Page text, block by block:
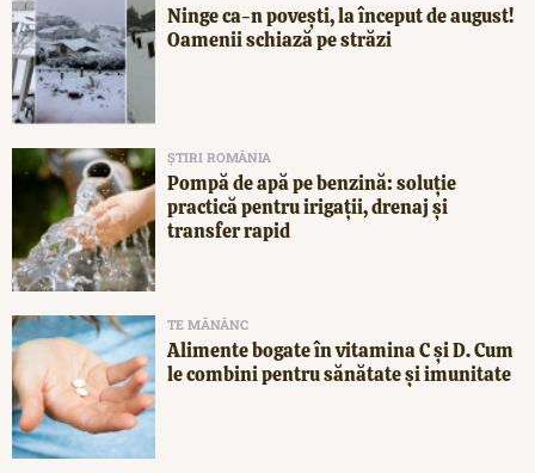
Ninge ca-n povești, la început de august!
Oamenii schiază pe străzi
ȘTIRI ROMÂNIA
Pompă de apă pe benzină: soluție
practică pentru irigații, drenaj și
transfer rapid
TE MĂNÂNC
Alimente bogate în vitamina C și D. Cum
le combini pentru sănătate și imunitate